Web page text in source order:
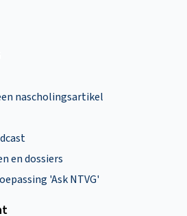
nascholingsartikel
en dossiers
'Ask NTVG'